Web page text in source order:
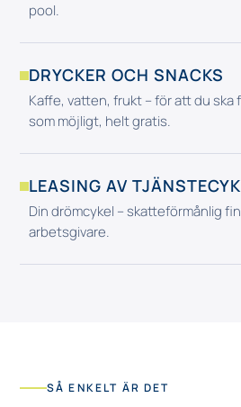
pool.
DRYCKER OCH SNACKS
Kaffe, vatten, frukt – för att du ska
som möjligt, helt gratis.
LEASING AV
Din drömcykel – skatteförmånlig
arbetsgivare.
SÅ ENKELT ÄR DET